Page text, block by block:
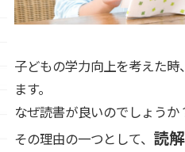
子どもの学力向上を考えた
ます。
なぜ読書が良いのでしょうか
その理由の一つとして、 読